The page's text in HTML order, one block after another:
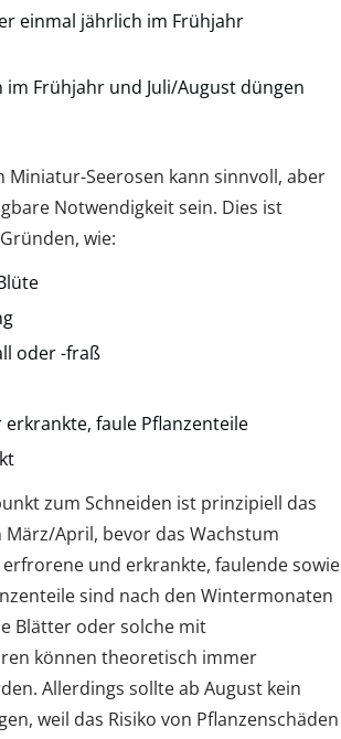
einmal jährlich im Frühjahr
im Frühjahr und Juli/August düngen
Miniatur-Seerosen kann sinnvoll, aber
Notwendigkeit sein. Dies ist
wie:
oder -fraß
faule Pflanzenteile
zum Schneiden ist prinzipiell das
April, bevor das Wachstum
und erkrankte, faulende sowie
sind nach den Wintermonaten
Blätter oder solche mit
können theoretisch immer
Allerdings sollte ab August kein
weil das Risiko von Pflanzenschäden